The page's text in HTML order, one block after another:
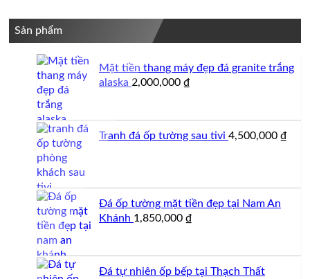
1,650,000 ₫.
Sản phẩm
Mặt tiền thang máy đẹp đá granite trắng
alaska 2,000,000 ₫
Tranh đá ốp tường sau tivi 4,500,000 ₫
Đá ốp tường mặt tiền đẹp tại Nam An
Khánh 1,850,000 ₫
Đá tự nhiên ốp bếp tại Thạch Thất